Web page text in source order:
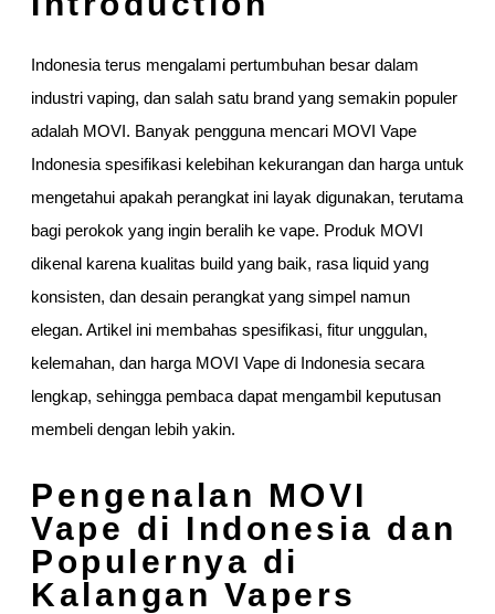
Indonesia terus mengalami pertumbuhan besar dalam
industri vaping, dan salah satu brand yang semakin populer
adalah MOVI. Banyak pengguna mencari MOVI Vape
Indonesia spesifikasi kelebihan kekurangan dan harga untuk
mengetahui apakah perangkat ini layak digunakan, terutama
bagi perokok yang ingin beralih ke vape. Produk MOVI
dikenal karena kualitas build yang baik, rasa liquid yang
konsisten, dan desain perangkat yang simpel namun
elegan. Artikel ini membahas spesifikasi, fitur unggulan,
kelemahan, dan harga MOVI Vape di Indonesia secara
lengkap, sehingga pembaca dapat mengambil keputusan
membeli dengan lebih yakin.
Pengenalan MOVI
Vape di Indonesia dan
Populernya di
Kalangan Vapers